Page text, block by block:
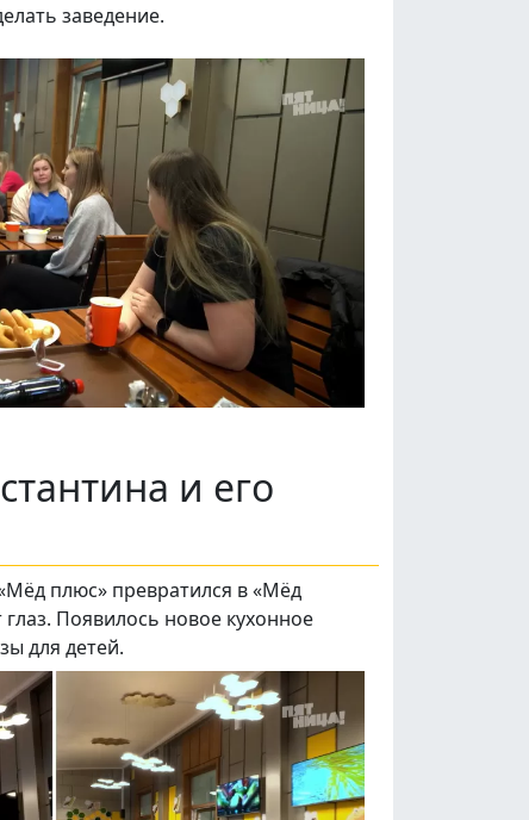
заведение.
и его
плюс» превратился в «Мёд
Появилось новое кухонное
для детей.